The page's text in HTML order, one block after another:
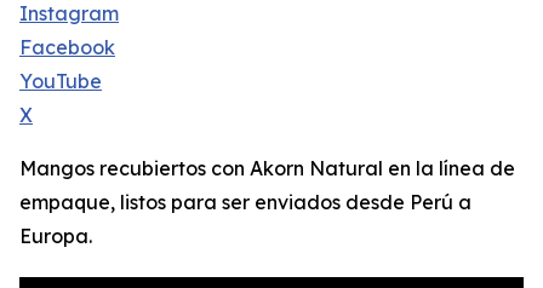
Instagram
Facebook
YouTube
X
Mangos recubiertos con Akorn Natural en la línea de
empaque, listos para ser enviados desde Perú a
Europa.